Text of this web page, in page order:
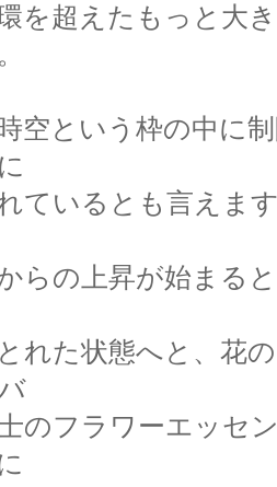
を超えたもっと大
空という枠の中に
ているとも言えま
らの上昇が始まる
れた状態へと、花
のフラワーエッセ